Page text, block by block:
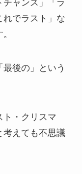
ャンス」「ラ
れでラスト」な
後の」という
ト・クリスマ
考えても不思議